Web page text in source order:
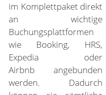
im Komplettpaket direkt
an wichtige
Buchungsplattformen
wie Booking, HRS,
Expedia oder
Airbnb angebunden
werden. Dadurch